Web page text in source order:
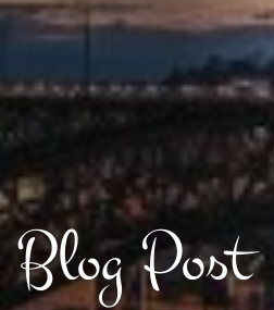
Blog Post